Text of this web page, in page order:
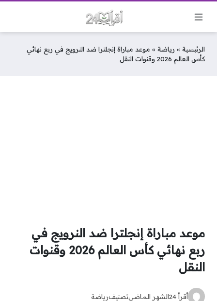
الرئيسية » رياضة » موعد مباراة إنجلترا ضد النرويج في ربع نهائي
كأس العالم 2026 وقنوات النقل
موعد مباراة إنجلترا ضد النرويج في
ربع نهائي كأس العالم 2026 وقنوات
النقل
أقرأ 24 الشهر الماضيتصنيفرياضة